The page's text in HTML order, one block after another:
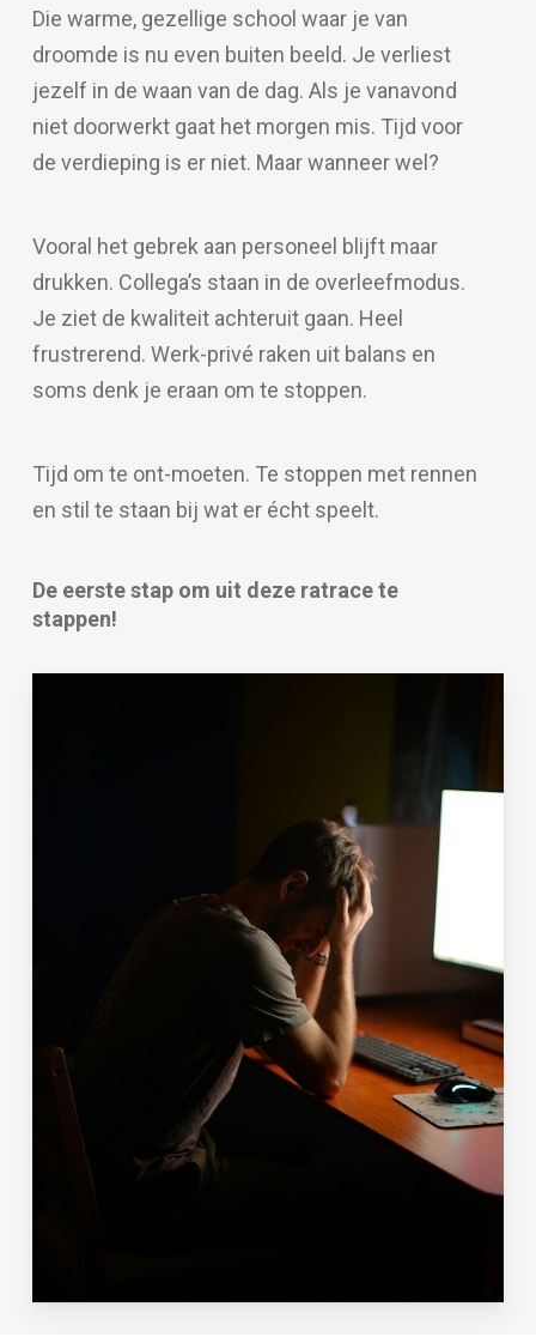
Die warme, gezellige school waar je van
droomde is nu even buiten beeld. Je verliest
jezelf in de waan van de dag. Als je vanavond
niet doorwerkt gaat het morgen mis. Tijd voor
de verdieping is er niet. Maar wanneer wel?
Vooral het gebrek aan personeel blijft maar
drukken. Collega’s staan in de overleefmodus.
Je ziet de kwaliteit achteruit gaan. Heel
frustrerend. Werk-privé raken uit balans en
soms denk je eraan om te stoppen.
Tijd om te ont-moeten. Te stoppen met rennen
en stil te staan bij wat er écht speelt.
De eerste stap om uit deze ratrace te
stappen!